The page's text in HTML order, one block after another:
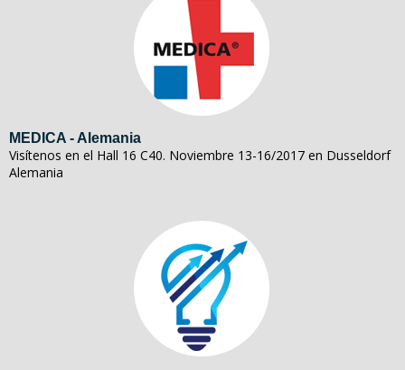
MEDICA - Alemania
Visítenos en el Hall 16 C40. Noviembre 13-16/2017 en Dusseldorf
Alemania